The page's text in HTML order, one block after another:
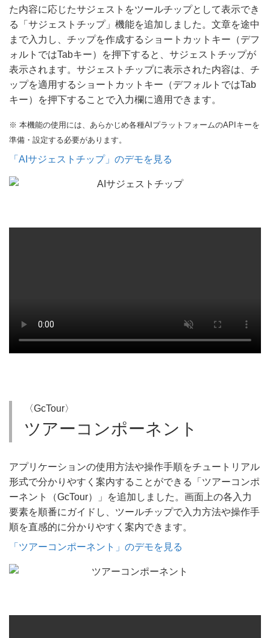
た内容に応じたサジェストをツールチップとして表示でき
る「サジェストチップ」機能を追加しました。文章を途中
まで入力し、チップを作成するショートカットキー（デフ
ォルトではTabキー）を押下すると、サジェストチップが
表示されます。サジェストチップに表示された内容は、チ
ップを適用するショートカットキー（デフォルトではTab
キー）を押下することで入力欄に適用できます。
※ 本機能の使用には、あらかじめ各種AIプラットフォームのAPIキーを
準備・設定する必要があります。
「AIサジェストチップ」のデモを見る
〈GcTour〉
ツアーコンポーネント
アプリケーションの使用方法や操作手順をチュートリアル
形式で分かりやすく案内することができる「ツアーコンポ
ーネント（GcTour）」を追加しました。画面上の各入力
要素を順番にガイドし、ツールチップで入力方法や操作手
順を直感的に分かりやすく案内できます。
「ツアーコンポーネント」のデモを見る